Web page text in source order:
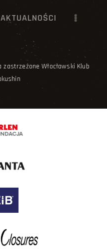
AKTUALNOŚCI
Włocławski Klub